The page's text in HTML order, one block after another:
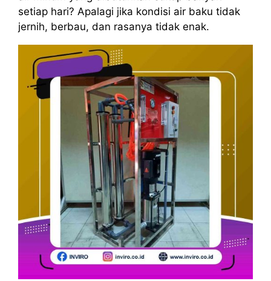
setiap hari? Apalagi jika kondisi air baku tidak
jernih, berbau, dan rasanya tidak enak.